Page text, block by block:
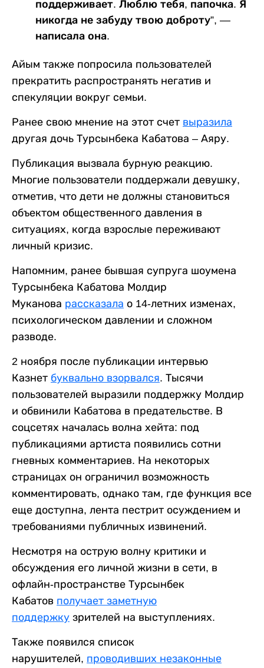
поддерживает. Люблю тебя, папочка. Я
никогда не забуду твою доброту”, —
написала она.
Айым также попросила пользователей
прекратить распространять негатив и
спекуляции вокруг семьи.
Ранее свою мнение на этот счет выразила
другая дочь Турсынбека Кабатова – Аяру.
Публикация вызвала бурную реакцию.
Многие пользователи поддержали девушку,
отметив, что дети не должны становиться
объектом общественного давления в
ситуациях, когда взрослые переживают
личный кризис.
Напомним, ранее бывшая супруга шоумена
Турсынбека Кабатова Молдир
Муканова рассказала о 14-летних изменах,
психологическом давлении и сложном
разводе.
2 ноября после публикации интервью
Казнет буквально взорвался. Тысячи
пользователей выразили поддержку Молдир
и обвинили Кабатова в предательстве. В
соцсетях началась волна хейта: под
публикациями артиста появились сотни
гневных комментариев. На некоторых
страницах он ограничил возможность
комментировать, однако там, где функция все
еще доступна, лента пестрит осуждением и
требованиями публичных извинений.
Несмотря на острую волну критики и
обсуждения его личной жизни в сети, в
офлайн-пространстве Турсынбек
Кабатов получает заметную
поддержку зрителей на выступлениях.
Также появился список
нарушителей, проводивших незаконные